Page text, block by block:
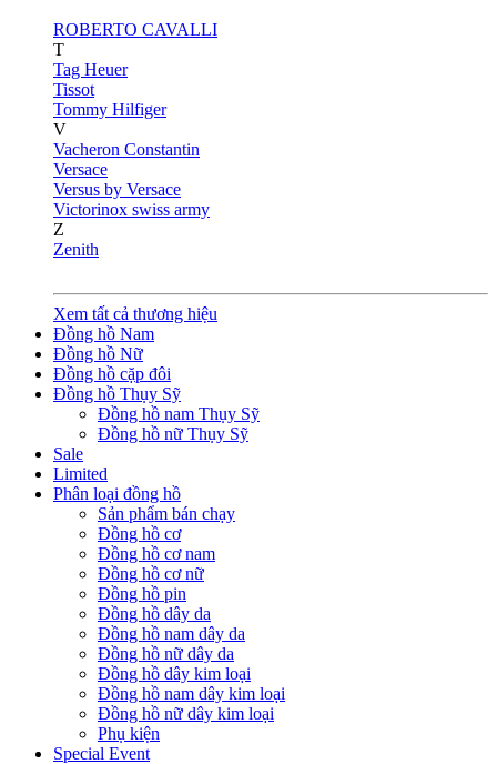
ROBERTO CAVALLI
T
Tag Heuer
Tissot
Tommy Hilfiger
V
Vacheron Constantin
Versace
Versus by Versace
Victorinox swiss army
Z
Zenith
Xem tất cả thương hiệu
Đồng hồ Nam
Đồng hồ Nữ
Đồng hồ cặp đôi
Đồng hồ Thụy Sỹ
Đồng hồ nam Thụy Sỹ
Đồng hồ nữ Thụy Sỹ
Sale
Limited
Phân loại đồng hồ
Sản phẩm bán chạy
Đồng hồ cơ
Đồng hồ cơ nam
Đồng hồ cơ nữ
Đồng hồ pin
Đồng hồ dây da
Đồng hồ nam dây da
Đồng hồ nữ dây da
Đồng hồ dây kim loại
Đồng hồ nam dây kim loại
Đồng hồ nữ dây kim loại
Phụ kiện
Special Event